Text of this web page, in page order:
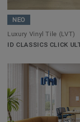
ΝΕΟ
Luxury Vinyl Tile (LVT)
ID CLASSICS CLICK